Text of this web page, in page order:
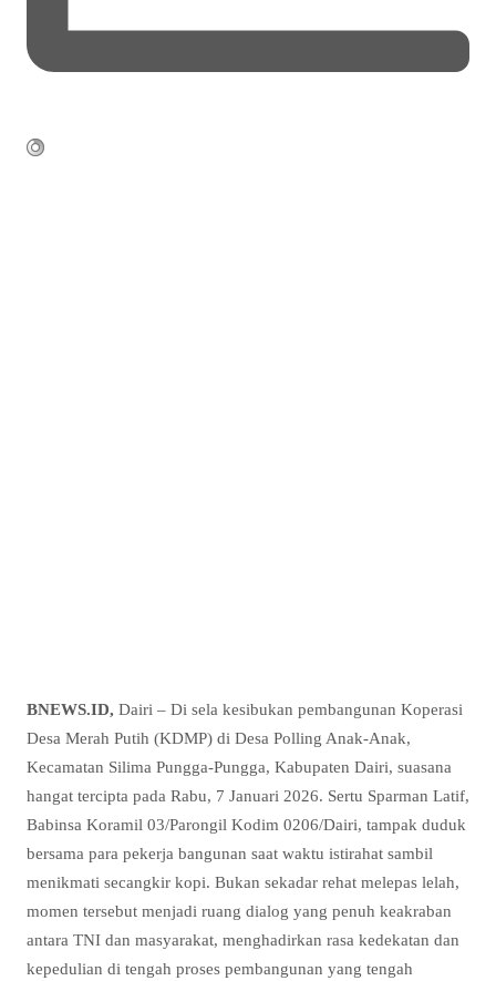
BNEWS.ID, Dairi – Di sela kesibukan pembangunan Koperasi
Desa Merah Putih (KDMP) di Desa Polling Anak-Anak,
Kecamatan Silima Pungga-Pungga, Kabupaten Dairi, suasana
hangat tercipta pada Rabu, 7 Januari 2026. Sertu Sparman Latif,
Babinsa Koramil 03/Parongil Kodim 0206/Dairi, tampak duduk
bersama para pekerja bangunan saat waktu istirahat sambil
menikmati secangkir kopi. Bukan sekadar rehat melepas lelah,
momen tersebut menjadi ruang dialog yang penuh keakraban
antara TNI dan masyarakat, menghadirkan rasa kedekatan dan
kepedulian di tengah proses pembangunan yang tengah